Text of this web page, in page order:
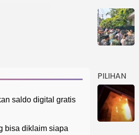
saldo digital gratis
bisa diklaim siapa
PILIHAN